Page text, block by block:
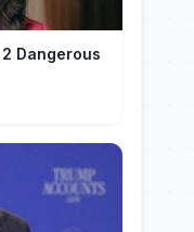
Dangerous